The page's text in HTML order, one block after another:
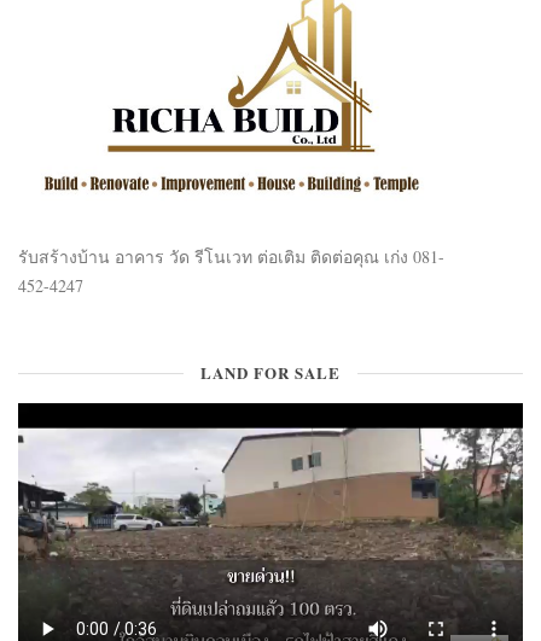
รับสร้างบ้าน อาคาร วัด รีโนเวท ต่อเติม ติดต่อคุณ เก่ง 081-
452-4247
LAND FOR SALE